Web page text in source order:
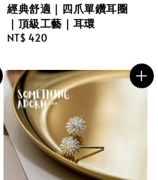
經典舒適｜四爪單鑽耳圈
｜頂級工藝｜耳環
Regular
NT$ 420